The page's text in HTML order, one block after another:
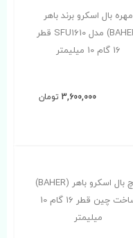
مهره بال اسکرو برند باهر
(BAHER) مدل SFU1610 قطر
16 گام 10 میلیمتر
3,600,000 تومان
پیچ بال اسکرو باهر (BAHER)
ساخت چین قطر 16 گام 10
میلیمتر